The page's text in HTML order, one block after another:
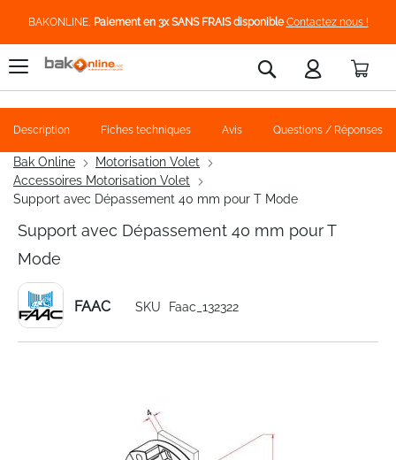
BAKONLINE, Paiement en 3x SANS FRAIS disponible Contactez nous !
Rechercher
Bak Online
Motorisation Volet
Accessoires Motorisation Volet
Support avec Dépassement 40 mm pour T Mode
Support avec Dépassement 40 mm pour T
Mode
FAAC SKU Faac_132322
Description Fiches techniques Avis Questions / Réponses